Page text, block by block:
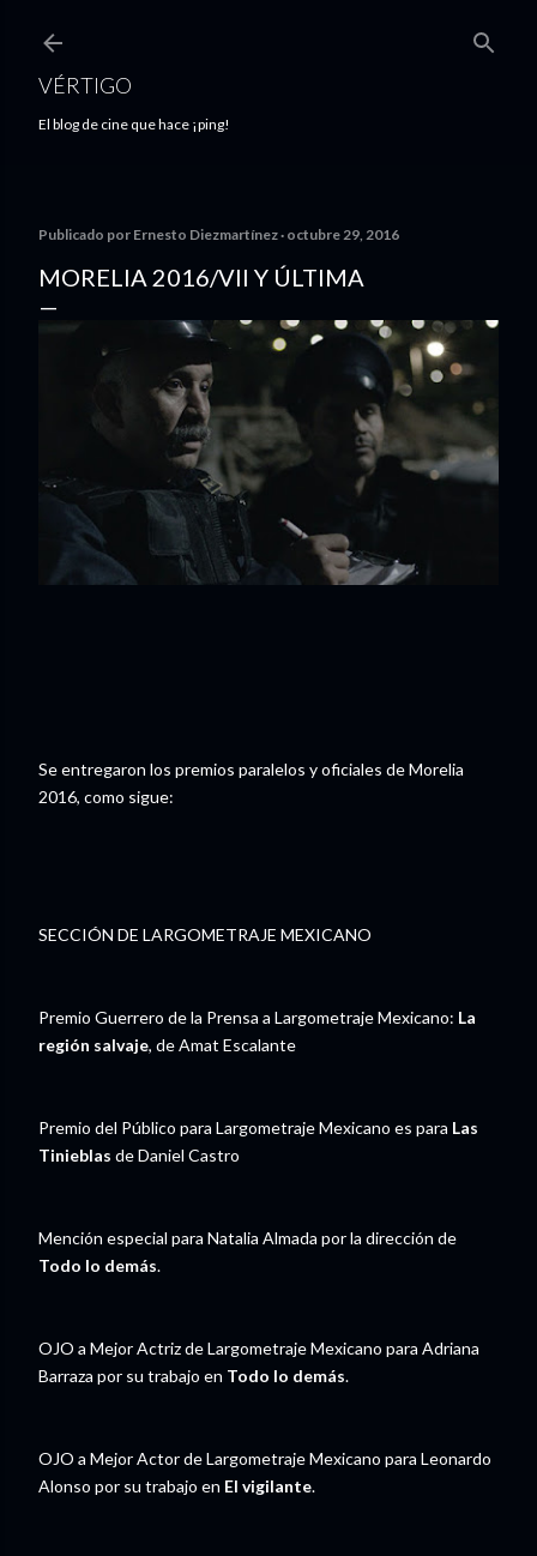
VÉRTIGO
El blog de cine que hace ¡ping!
Publicado por Ernesto Diezmartínez octubre 29, 2016
MORELIA 2016/VII Y ÚLTIMA
Se entregaron los premios paralelos y oficiales de Morelia
2016, como sigue:
SECCIÓN DE LARGOMETRAJE MEXICANO
Premio Guerrero de la Prensa a Largometraje Mexicano: La
región salvaje, de Amat Escalante
Premio del Público para Largometraje Mexicano es para Las
Tinieblas de Daniel Castro
Mención especial para Natalia Almada por la dirección de
Todo lo demás.
OJO a Mejor Actriz de Largometraje Mexicano para Adriana
Barraza por su trabajo en Todo lo demás.
OJO a Mejor Actor de Largometraje Mexicano para Leonardo
Alonso por su trabajo en El vigilante.